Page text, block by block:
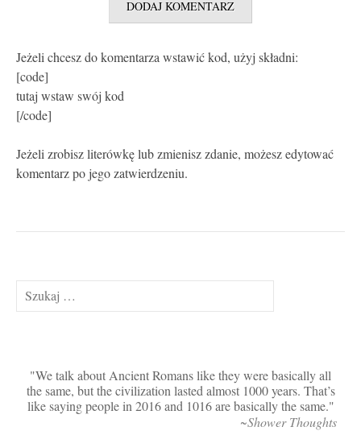
Jeżeli chcesz do komentarza wstawić kod, użyj składni:
[code]
tutaj wstaw swój kod
[/code]
Jeżeli zrobisz literówkę lub zmienisz zdanie, możesz edytować
komentarz po jego zatwierdzeniu.
Szukaj:
We talk about Ancient Romans like they were basically all
the same, but the civilization lasted almost 1000 years. That’s
like saying people in 2016 and 1016 are basically the same.
~Shower Thoughts